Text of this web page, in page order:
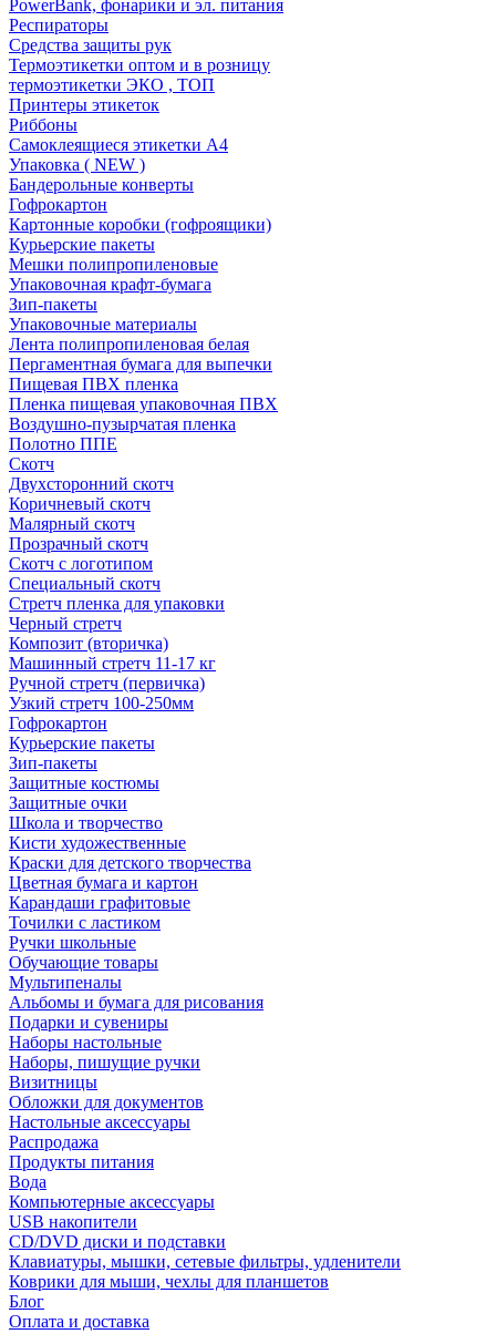
PowerBank, фонарики и эл. питания
Респираторы
Средства защиты рук
Термоэтикетки оптом и в розницу
термоэтикетки ЭКО , ТОП
Принтеры этикеток
Риббоны
Самоклеящиеся этикетки А4
Упаковка ( NEW )
Бандерольные конверты
Гофрокартон
Картонные коробки (гофроящики)
Курьерские пакеты
Мешки полипропиленовые
Упаковочная крафт-бумага
Зип-пакеты
Упаковочные материалы
Лента полипропиленовая белая
Пергаментная бумага для выпечки
Пищевая ПВХ пленка
Пленка пищевая упаковочная ПВХ
Воздушно-пузырчатая пленка
Полотно ППЕ
Скотч
Двухсторонний скотч
Коричневый скотч
Малярный скотч
Прозрачный скотч
Скотч с логотипом
Специальный скотч
Стретч пленка для упаковки
Черный стретч
Композит (вторичка)
Машинный стретч 11-17 кг
Ручной стретч (первичка)
Узкий стретч 100-250мм
Гофрокартон
Курьерские пакеты
Зип-пакеты
Защитные костюмы
Защитные очки
Школа и творчество
Кисти художественные
Краски для детского творчества
Цветная бумага и картон
Карандаши графитовые
Точилки с ластиком
Ручки школьные
Обучающие товары
Мультипеналы
Альбомы и бумага для рисования
Подарки и сувениры
Наборы настольные
Наборы, пишущие ручки
Визитницы
Обложки для документов
Настольные аксессуары
Распродажа
Продукты питания
Вода
Компьютерные аксессуары
USB накопители
CD/DVD диски и подставки
Клавиатуры, мышки, сетевые фильтры, удленители
Коврики для мыши, чехлы для планшетов
Блог
Оплата и доставка